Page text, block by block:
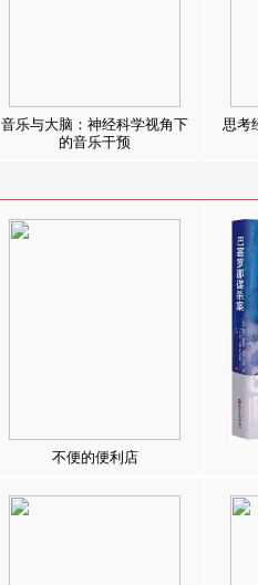
音乐与大脑：神经科学视角下
的音乐干预
思考
不便的便利店